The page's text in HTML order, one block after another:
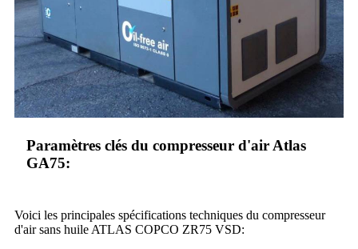
Paramètres clés du compresseur d'air Atlas
GA75:
Voici les principales spécifications techniques du compresseur
d'air sans huile ATLAS COPCO ZR75 VSD: